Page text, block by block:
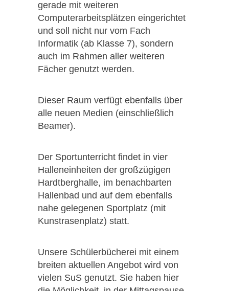
gerade mit weiteren
Computerarbeitsplätzen eingerichtet
und soll nicht nur vom Fach
Informatik (ab Klasse 7), sondern
auch im Rahmen aller weiteren
Fächer genutzt werden.
Dieser Raum verfügt ebenfalls über
alle neuen Medien (einschließlich
Beamer).
Der Sportunterricht findet in vier
Halleneinheiten der großzügigen
Hardtberghalle, im benachbarten
Hallenbad und auf dem ebenfalls
nahe gelegenen Sportplatz (mit
Kunstrasenplatz) statt.
Unsere Schülerbücherei mit einem
breiten aktuellen Angebot wird von
vielen SuS genutzt. Sie haben hier